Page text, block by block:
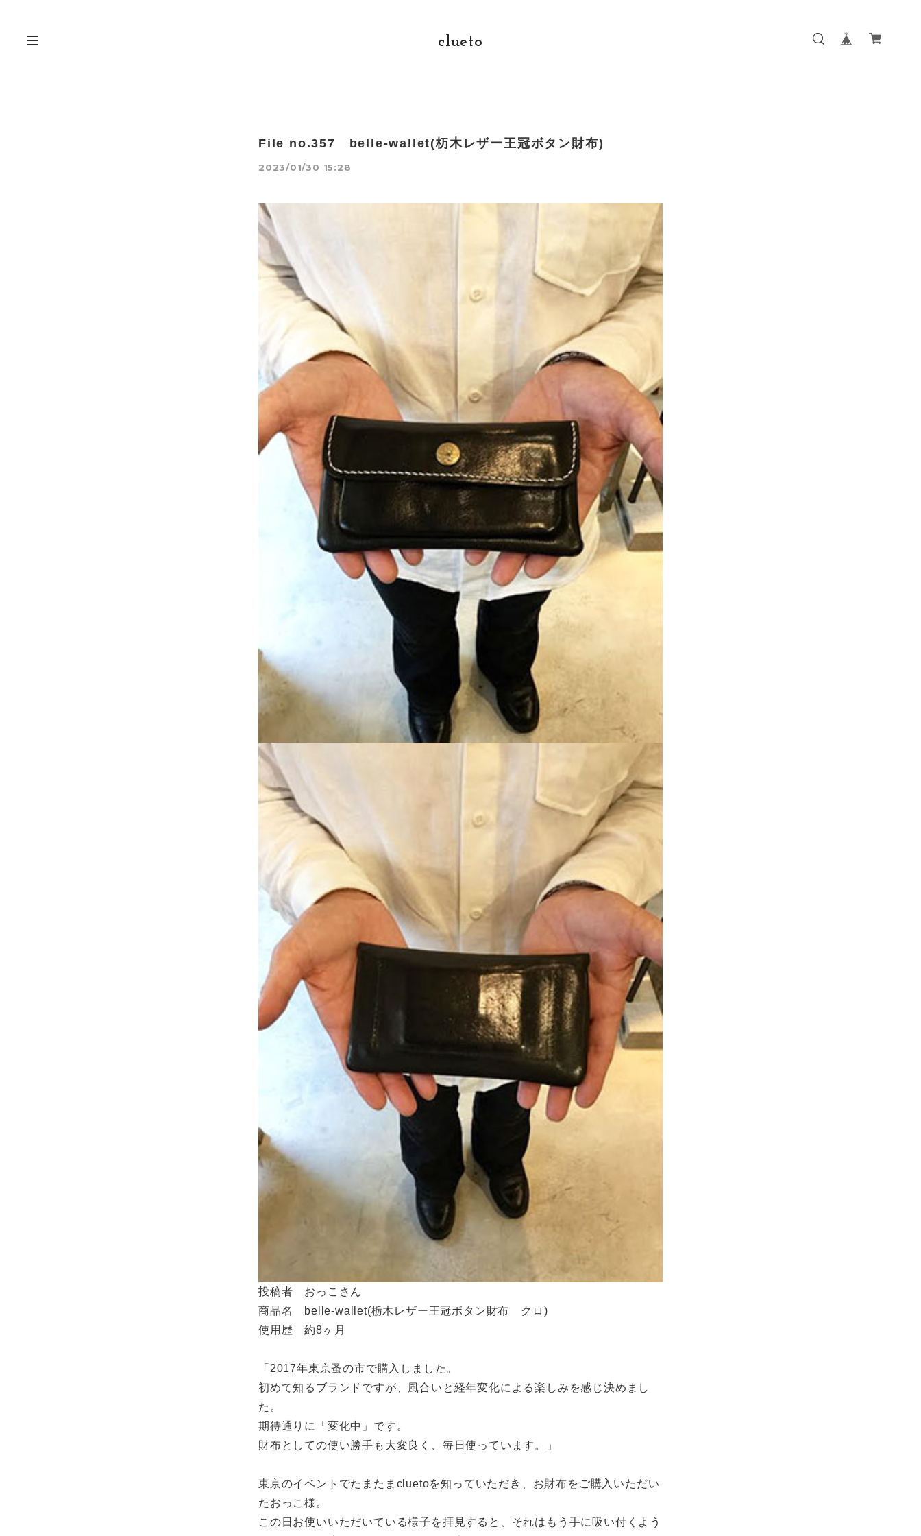
clueto
File no.357 belle-wallet(杤木レザー王冠ボタン財布)
2023/01/30 15:28
投稿者 おっこさん
商品名 belle-wallet(栃木レザー王冠ボタン財布 クロ)
使用歴 約8ヶ月
「2017年東京蚤の市で購入しました。
初めて知るブランドですが、風合いと経年変化による楽しみを感じ決めまし
た。
期待通りに「変化中」です。
財布としての使い勝手も大変良く、毎日使っています。」
東京のイベントでたまたまcluetoを知っていただき、お財布をご購入いただい
たおっこ様。
この日お使いいただいている様子を拝見すると、それはもう手に吸い付くよう